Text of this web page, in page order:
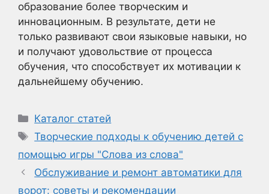
образование более творческим и
инновационным. В результате, дети не
только развивают свои языковые навыки, но
и получают удовольствие от процесса
обучения, что способствует их мотивации к
дальнейшему обучению.
Рубрики
Каталог статей
Метки
Творческие подходы к обучению детей с
помощью игры "Слова из слова"
Обслуживание и ремонт автоматики для
ворот: советы и рекомендации